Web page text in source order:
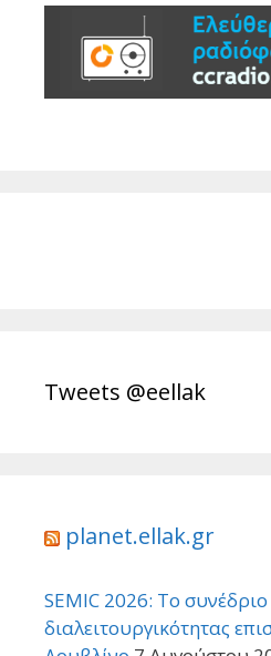
Tweets @eellak
planet.ellak.gr
SEMIC 2026: Το συνέδριο
διαλειτουργικότητας